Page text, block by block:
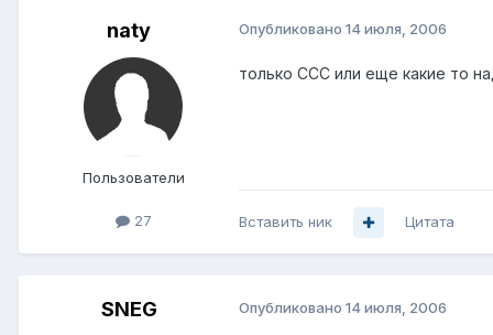
naty
Пользователи
27
Опубликовано 14 июля, 2006
только ССС или еще какие то
Вставить ник Цитата
SNEG Опубликовано 14 июля, 2006